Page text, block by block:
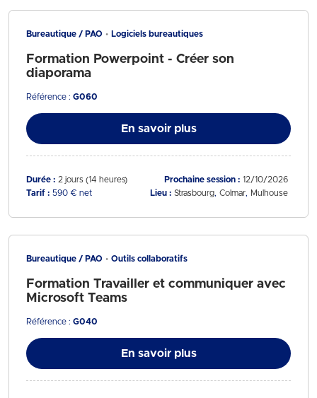
Bureautique / PAO Logiciels bureautiques
Formation Powerpoint - Créer son
diaporama
Référence : G060
En savoir plus
Durée : 2 jours (14 heures) Prochaine session : 12/10/2026
Tarif : 590 € net Lieu : Strasbourg Colmar Mulhouse
Bureautique / PAO Outils collaboratifs
Formation Travailler et communiquer avec
Microsoft Teams
Référence : G040
En savoir plus